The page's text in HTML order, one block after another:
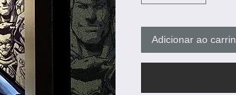
Adicionar ao